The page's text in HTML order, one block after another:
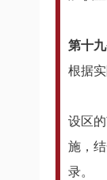
第十
根据
设区
施，
录。